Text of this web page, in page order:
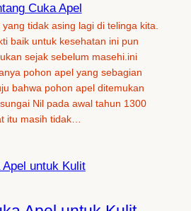
Cuka Apel
tidak asing lagi di telinga kita.
baik untuk kesehatan ini pun
sejak sebelum masehi.ini
pohon apel yang sebagian
bahwa pohon apel ditemukan
Nil pada awal tahun 1300
itu masih tidak…